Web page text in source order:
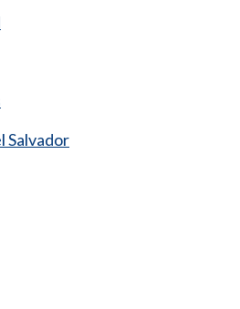
Salvador